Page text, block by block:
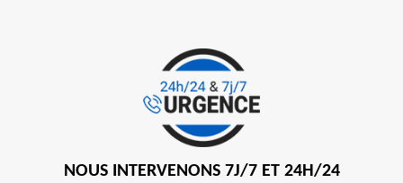
NOUS INTERVENONS 7J/7 ET 24H/24